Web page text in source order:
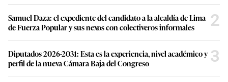
Samuel Daza: el expediente del candidato a la alcaldía de Lima
de Fuerza Popular y sus nexos con colectiveros informales
2
Diputados 2026-2031: Esta es la experiencia, nivel académico y
perfil de la nueva Cámara Baja del Congreso
3